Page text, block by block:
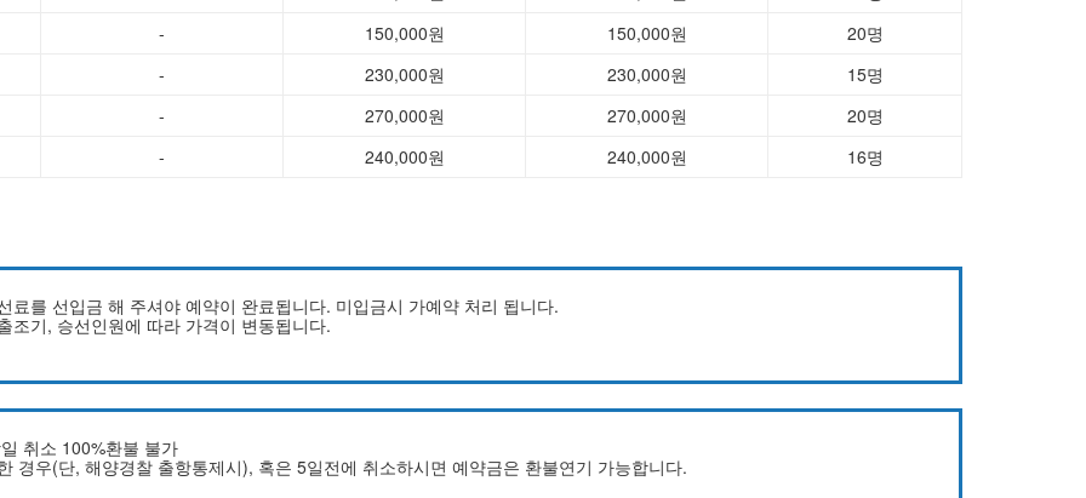
-
150,000원 150,000원
20명
-
230,000원 230,000원
15명
-
270,000원 270,000원
20명
-
240,000원 240,000원 16명
료를 선입금 해 주셔야 예약이 완료됩니다. 미입금시 가예약 처리 됩니다.
조기, 승선인원에 따라 가격이 변동됩니다.
취소 100%환불 불가
경우(단, 해양경찰 출항통제시), 혹은 5일전에 취소하시면 예약금은 환불연기 가능합니다.